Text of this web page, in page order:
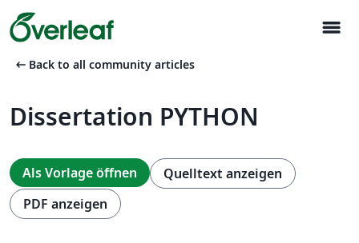
menu
arrow_left_alt Back to all community articles
Dissertation PYTHON
Als Vorlage öffnen
Quelltext anzeigen
PDF anzeigen